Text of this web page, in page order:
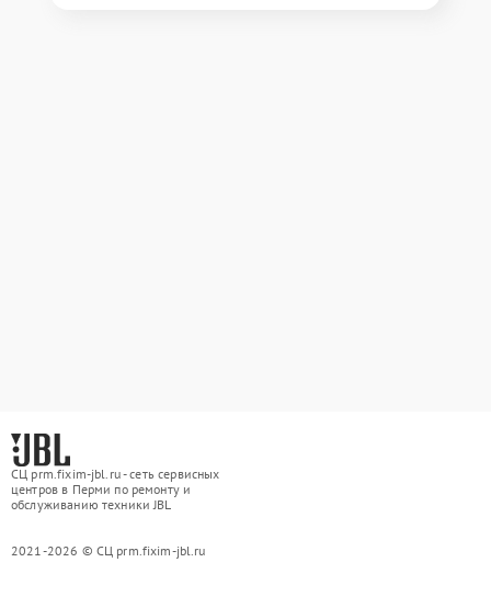
СЦ prm.fixim-jbl.ru - сеть сервисных
центров в Перми по ремонту и
обслуживанию техники JBL
2021-2026 © СЦ prm.fixim-jbl.ru